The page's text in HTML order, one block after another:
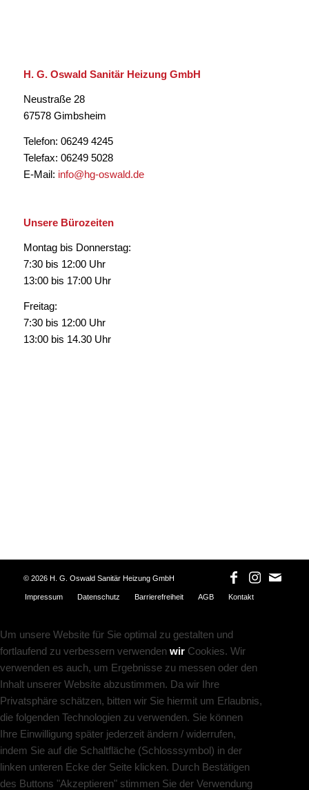
H. G. Oswald Sanitär Heizung GmbH
Neustraße 28
67578 Gimbsheim
Telefon: 06249 4245
Telefax: 06249 5028
E-Mail: info@hg-oswald.de
Unsere Bürozeiten
Montag bis Donnerstag:
7:30 bis 12:00 Uhr
13:00 bis 17:00 Uhr
Freitag:
7:30 bis 12:00 Uhr
13:00 bis 14.30 Uhr
©2026 H. G. Oswald Sanitär Heizung GmbH
Impressum Datenschutz Barrierefreiheit AGB Kontakt
Um unsere Website für Sie optimal zu gestalten und
fortlaufend zu verbessern verwenden wir Cookies. Wir
verwenden es auch, um Ergebnisse zu messen oder den
Inhalt unserer Website abzustimmen. Da wir Ihre
Privatsphäre schätzen, bitten wir Sie hiermit um Erlaubnis,
die folgenden Technologien zu verwenden. Sie können
Ihre Einwilligung später jederzeit ändern / widerrufen,
indem Sie auf die Schaltfläche (Schlosssymbol) in der
linken unteren Ecke der Seite klicken. Durch Bestätigen
des Buttons "Akzeptieren" stimmen Sie der Verwendung